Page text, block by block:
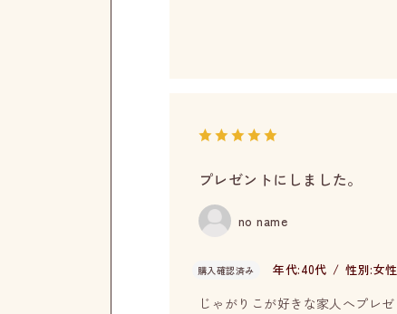
プレゼントにしました。
no name
購入確認済み 年代:40代 性別:女性
じゃがりこが好きな家人へプレゼ